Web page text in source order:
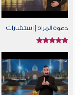
دعوه المراه | استشارات